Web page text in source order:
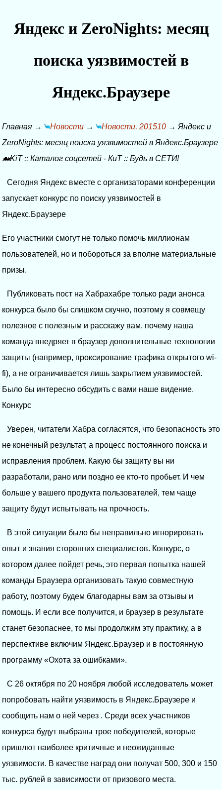
Яндекс и ZeroNights: месяц
поиска уязвимостей в
Яндекс.Браузере
Главная → Новости → Новости, 201510 → Яндекс и
ZeroNights: месяц поиска уязвимостей в Яндекс.Браузере
🐋KiT:: Каталог соцсетей - КиТ:: Будь в СЕТИ!
Сегодня Яндекс вместе с организаторами конференции
запускает конкурс по поиску уязвимостей в
Яндекс.Браузере
Его участники смогут не только помочь миллионам
пользователей, но и побороться за вполне материальные
призы.
Публиковать пост на Хабрахабре только ради анонса
конкурса было бы слишком скучно, поэтому я совмещу
полезное с полезным и расскажу вам, почему наша
команда внедряет в браузер дополнительные технологии
защиты (например, проксирование трафика открытого wi-
fi), а не ограничивается лишь закрытием уязвимостей.
Было бы интересно обсудить с вами наше видение.
Конкурс
Уверен, читатели Хабра согласятся, что безопасность это
не конечный результат, а процесс постоянного поиска и
исправления проблем. Какую бы защиту вы ни
разработали, рано или поздно ее кто-то пробьет. И чем
больше у вашего продукта пользователей, тем чаще
защиту будут испытывать на прочность.
В этой ситуации было бы неправильно игнорировать
опыт и знания сторонних специалистов. Конкурс, о
котором далее пойдет речь, это первая попытка нашей
команды Браузера организовать такую совместную
работу, поэтому будем благодарны вам за отзывы и
помощь. И если все получится, и браузер в результате
станет безопаснее, то мы продолжим эту практику, а в
перспективе включим Яндекс.Браузер и в постоянную
программу «Охота за ошибками».
С 26 октября по 20 ноября любой исследователь может
попробовать найти уязвимость в Яндекс.Браузере и
сообщить нам о ней через . Среди всех участников
конкурса будут выбраны трое победителей, которые
пришлют наиболее критичные и неожиданные
уязвимости. В качестве наград они получат 500, 300 и 150
тыс. рублей в зависимости от призового места.